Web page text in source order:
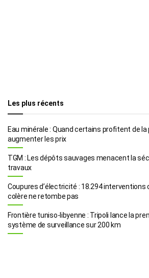
Les plus récents
Eau minérale : Quand certains profitent de la
augmenter les prix
TGM : Les dépôts sauvages menacent la
travaux
Coupures d’électricité : 18.294 interventions
colère ne retombe pas
Frontière tuniso-libyenne : Tripoli lance la
système de surveillance sur 200 km